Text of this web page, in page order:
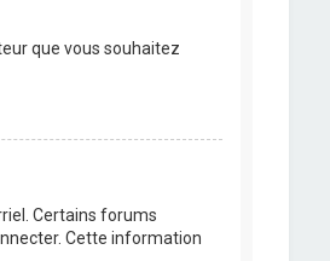
que vous souhaitez
Certains forums
Cette information